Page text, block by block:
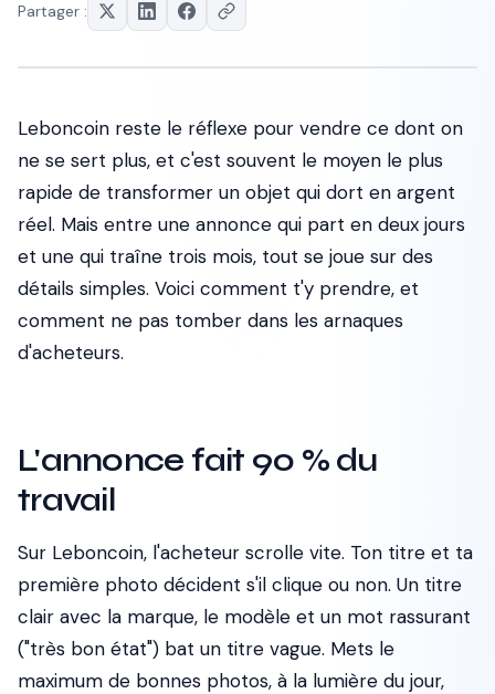
Partager :
Leboncoin reste le réflexe pour vendre ce dont on
ne se sert plus, et c'est souvent le moyen le plus
rapide de transformer un objet qui dort en argent
réel. Mais entre une annonce qui part en deux jours
et une qui traîne trois mois, tout se joue sur des
détails simples. Voici comment t'y prendre, et
comment ne pas tomber dans les arnaques
d'acheteurs.
L'annonce fait 90 % du
travail
Sur Leboncoin, l'acheteur scrolle vite. Ton titre et ta
première photo décident s'il clique ou non. Un titre
clair avec la marque, le modèle et un mot rassurant
("très bon état") bat un titre vague. Mets le
maximum de bonnes photos, à la lumière du jour,